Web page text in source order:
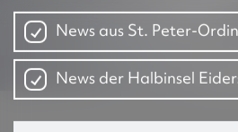
News aus St. Peter-
News der Halbinsel